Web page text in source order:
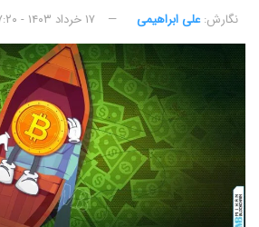
نگارش:‌ علی ابراهیمی ۱۷ خرداد ۱۴۰۳ - ۱۷:۲۰